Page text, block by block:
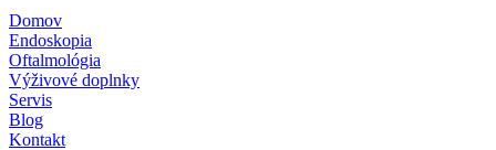
Domov
Endoskopia
Oftalmológia
Výživové doplnky
Servis
Blog
Kontakt